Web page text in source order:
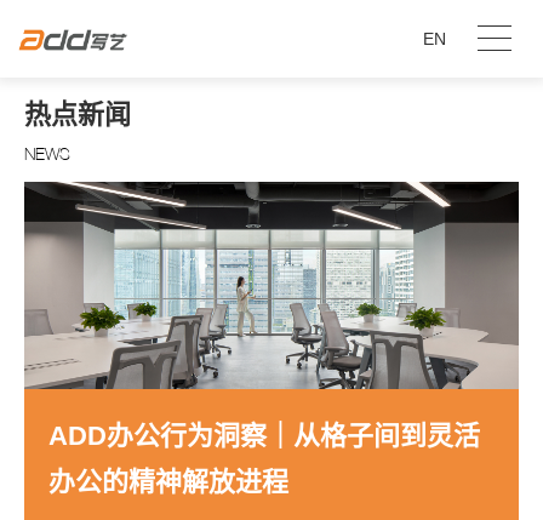
EN
热点新闻
NEWS
ADD办公行为洞察｜从格子间到灵活
办公的精神解放进程